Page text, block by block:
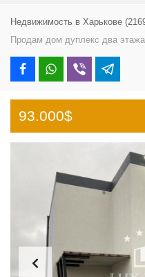
Недвижимость в Харькове
Продам дом дуплекс два
93.000$